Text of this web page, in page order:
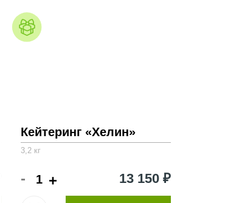
Кейтеринг «Хелин»
3,2 кг
- + 13 150 ₽